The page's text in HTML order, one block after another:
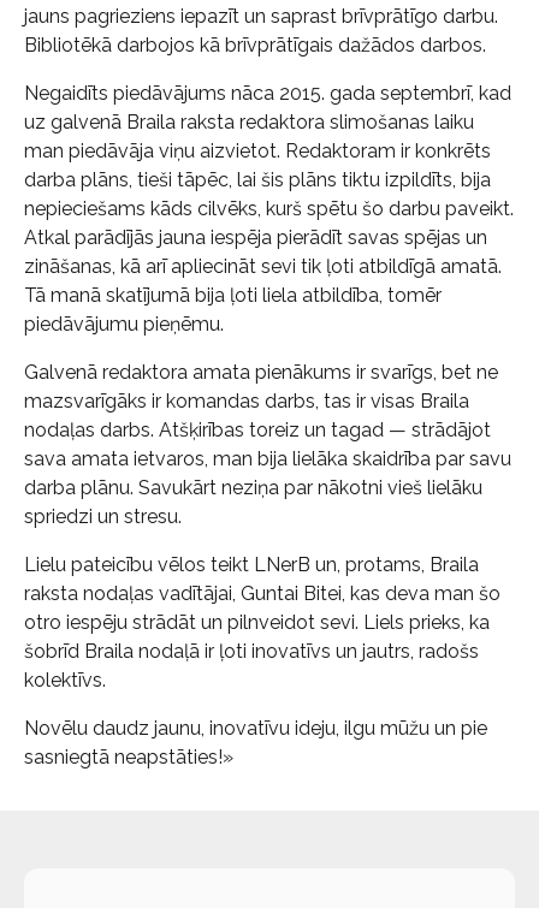
jauns pagrieziens iepazīt un saprast brīvprātīgo darbu.
Bibliotēkā darbojos kā brīvprātīgais dažādos darbos.
Negaidīts piedāvājums nāca 2015. gada septembrī, kad
uz galvenā Braila raksta redaktora slimošanas laiku
man piedāvāja viņu aizvietot. Redaktoram ir konkrēts
darba plāns, tieši tāpēc, lai šis plāns tiktu izpildīts, bija
nepieciešams kāds cilvēks, kurš spētu šo darbu paveikt.
Atkal parādījās jauna iespēja pierādīt savas spējas un
zināšanas, kā arī apliecināt sevi tik ļoti atbildīgā amatā.
Tā manā skatījumā bija ļoti liela atbildība, tomēr
piedāvājumu pieņēmu.
Galvenā redaktora amata pienākums ir svarīgs, bet ne
mazsvarīgāks ir komandas darbs, tas ir visas Braila
nodaļas darbs. Atšķirības toreiz un tagad — strādājot
sava amata ietvaros, man bija lielāka skaidrība par savu
darba plānu. Savukārt neziņa par nākotni vieš lielāku
spriedzi un stresu.
Lielu pateicību vēlos teikt LNerB un, protams, Braila
raksta nodaļas vadītājai, Guntai Bitei, kas deva man šo
otro iespēju strādāt un pilnveidot sevi. Liels prieks, ka
šobrīd Braila nodaļā ir ļoti inovatīvs un jautrs, radošs
kolektīvs.
Novēlu daudz jaunu, inovatīvu ideju, ilgu mūžu un pie
sasniegtā neapstāties!»